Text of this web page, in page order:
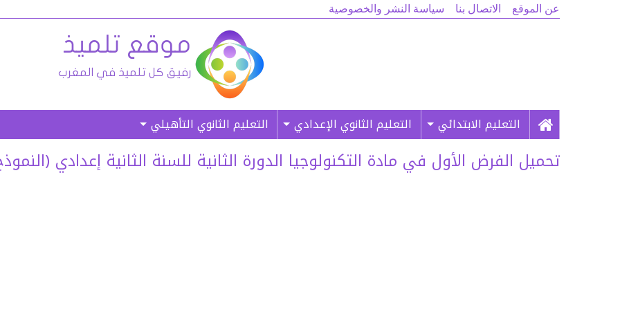
عن الموقع الاتصال بنا سياسة النشر والخصوصية
التعليم الابتدائي التعليم الثانوي الإعدادي التعليم الثانوي التأهيلي
تحميل الفرض الأول في مادة التكنولوجيا الدورة الثانية للسنة الثانية إعدادي (النموذج 04) – (غ.